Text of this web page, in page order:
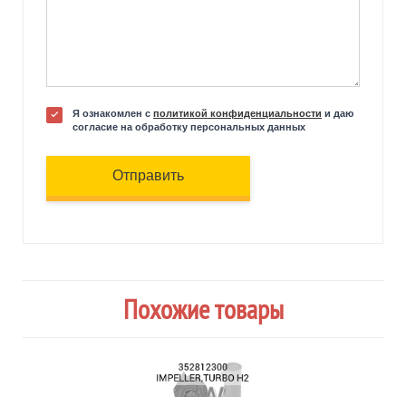
Я ознакомлен с политикой конфиденциальности и даю
согласие на обработку персональных данных
Отправить
Похожие товары